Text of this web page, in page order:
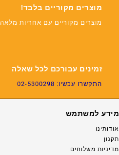
מוצרים מקוריים בלבד!
מוצרים מקוריים עם אחריות מלאה
זמינים עבורכם לכל שאלה
התקשרו עכשיו: 02-5300298
מידע למשתמש
אודותינו
תקנון
מדיניות משלוחים